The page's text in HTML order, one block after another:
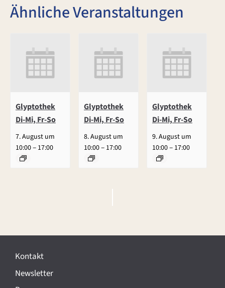
Ähnliche Veranstaltungen
Glyptothek
Di-Mi, Fr-So
7. August um
10:00– 17:00
Glyptothek
Di-Mi, Fr-So
8. August um
10:00– 17:00
Glyptothek
Di-Mi, Fr-So
9. August um
10:00– 17:00
e
a
n
Kontakt
Newsletter